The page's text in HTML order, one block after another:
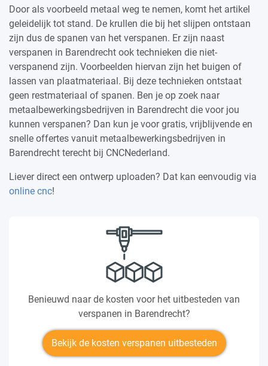
Door als voorbeeld metaal weg te nemen, komt het artikel
geleidelijk tot stand. De krullen die bij het slijpen ontstaan
zijn dus de spanen van het verspanen. Er zijn naast
verspanen in Barendrecht ook technieken die niet-
verspanend zijn. Voorbeelden hiervan zijn het buigen of
lassen van plaatmateriaal. Bij deze technieken ontstaat
geen restmateriaal of spanen. Ben je op zoek naar
metaalbewerkingsbedrijven in Barendrecht die voor jou
kunnen verspanen? Dan kun je voor gratis, vrijblijvende en
snelle offertes vanuit metaalbewerkingsbedrijven in
Barendrecht terecht bij CNCNederland.
Liever direct een ontwerp uploaden? Dat kan eenvoudig via
online cnc!
Benieuwd naar de kosten voor het uitbesteden van
verspanen in Barendrecht?
Bekijk de kosten verspanen uitbesteden